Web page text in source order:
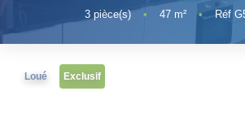
Espace Client
3 pièce(s) • 47 m² • Réf
Loué Exclusif